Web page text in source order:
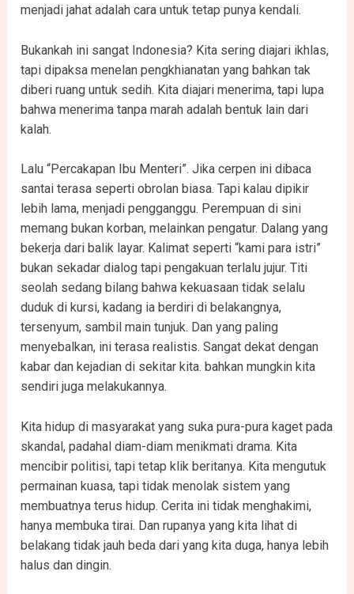
menjadi jahat adalah cara untuk tetap punya kendali.
Bukankah ini sangat Indonesia? Kita sering diajari ikhlas,
tapi dipaksa menelan pengkhianatan yang bahkan tak
diberi ruang untuk sedih. Kita diajari menerima, tapi lupa
bahwa menerima tanpa marah adalah bentuk lain dari
kalah.
Lalu “Percakapan Ibu Menteri”. Jika cerpen ini dibaca
santai terasa seperti obrolan biasa. Tapi kalau dipikir
lebih lama, menjadi pengganggu. Perempuan di sini
memang bukan korban, melainkan pengatur. Dalang yang
bekerja dari balik layar. Kalimat seperti “kami para istri”
bukan sekadar dialog tapi pengakuan terlalu jujur. Titi
seolah sedang bilang bahwa kekuasaan tidak selalu
duduk di kursi, kadang ia berdiri di belakangnya,
tersenyum, sambil main tunjuk. Dan yang paling
menyebalkan, ini terasa realistis. Sangat dekat dengan
kabar dan kejadian di sekitar kita. bahkan mungkin kita
sendiri juga melakukannya.
Kita hidup di masyarakat yang suka pura-pura kaget pada
skandal, padahal diam-diam menikmati drama. Kita
mencibir politisi, tapi tetap klik beritanya. Kita mengutuk
permainan kuasa, tapi tidak menolak sistem yang
membuatnya terus hidup. Cerita ini tidak menghakimi,
hanya membuka tirai. Dan rupanya yang kita lihat di
belakang tidak jauh beda dari yang kita duga, hanya lebih
halus dan dingin.